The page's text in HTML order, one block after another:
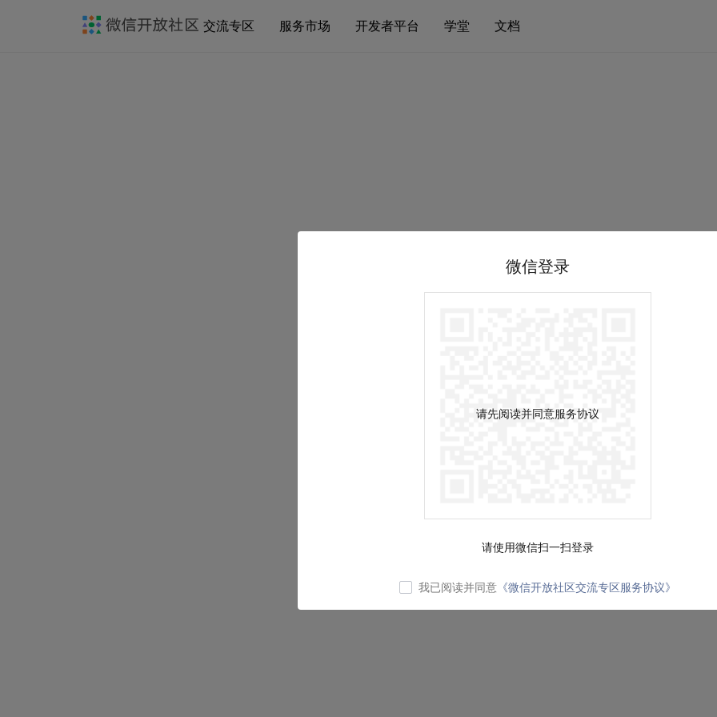
交流专区 服务市场 开发者平台 学堂 文档
微信登录
请先阅读并同意服务协议
请使用微信扫一扫登录
我已阅读并同意 《微信开放社区交流专区服务协议》